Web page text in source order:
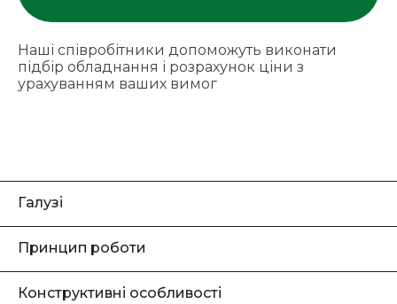
Наші співробітники допоможуть виконати
підбір обладнання і розрахунок ціни з
урахуванням ваших вимог
Галузі
Принцип роботи
Конструктивні особливості